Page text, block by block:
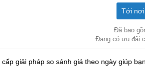
Tới nơi
Đã bao
Đang có ưu đãi
giải pháp so sánh giá theo ngày giúp